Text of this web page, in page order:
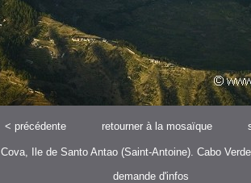
< précédente retourner à la mosaïque
Cova, Ile de Santo Antao (Saint-Antoine). Cabo
demande d'infos